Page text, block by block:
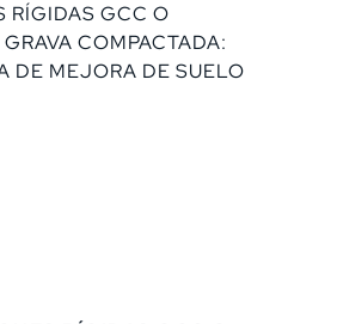
el verdadero salto cualitativo en
de mecánica de suelos.,En
con suelos lacustres
depósitos volcánicos